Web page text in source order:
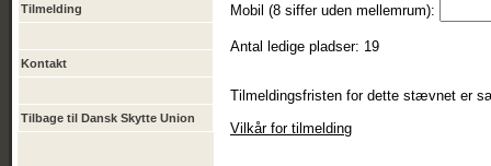
Tilmelding
Kontakt
Tilbage til Dansk Skytte Union
Mobil (8 siffer uden mellemrum):
Antal ledige pladser: 19
Tilmeldingsfristen for dette stævnet er
Vilkår for tilmelding